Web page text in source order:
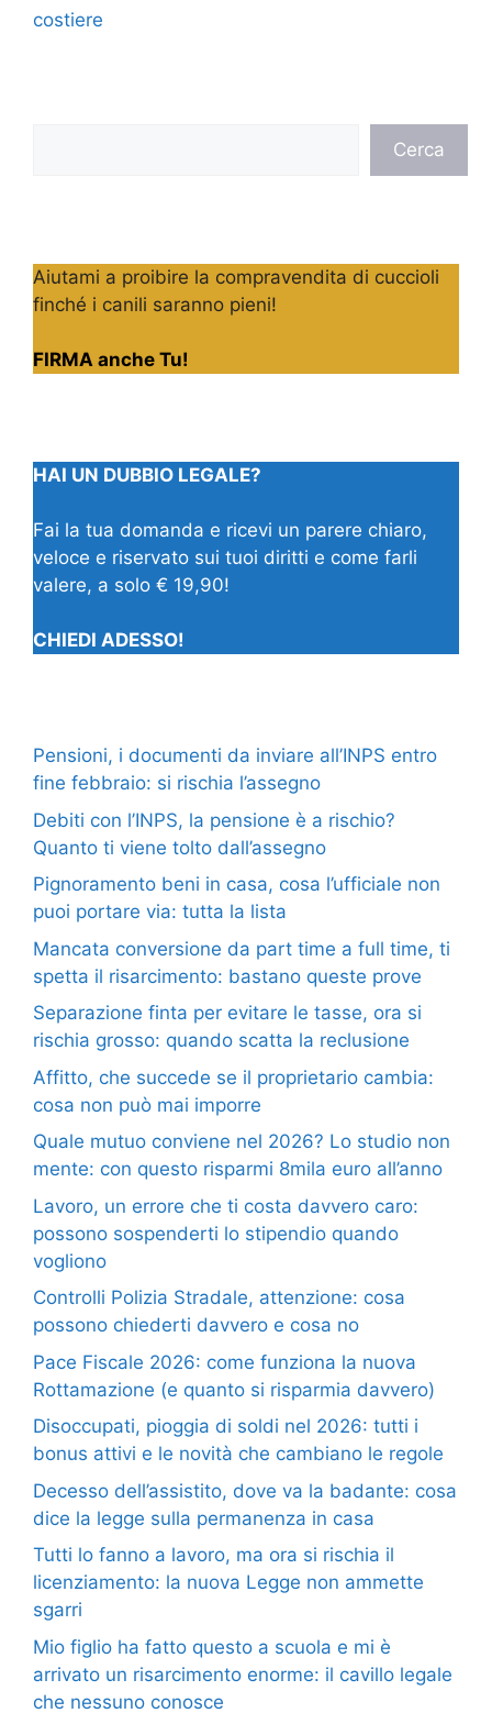
costiere
Cerca
Aiutami a proibire la compravendita di cuccioli
finché i canili saranno pieni!
FIRMA anche Tu!
HAI UN DUBBIO LEGALE?
Fai la tua domanda e ricevi un parere chiaro,
veloce e riservato sui tuoi diritti e come farli
valere, a solo € 19,90!
CHIEDI ADESSO!
Pensioni, i documenti da inviare all’INPS entro
fine febbraio: si rischia l’assegno
Debiti con l’INPS, la pensione è a rischio?
Quanto ti viene tolto dall’assegno
Pignoramento beni in casa, cosa l’ufficiale non
puoi portare via: tutta la lista
Mancata conversione da part time a full time, ti
spetta il risarcimento: bastano queste prove
Separazione finta per evitare le tasse, ora si
rischia grosso: quando scatta la reclusione
Affitto, che succede se il proprietario cambia:
cosa non può mai imporre
Quale mutuo conviene nel 2026? Lo studio non
mente: con questo risparmi 8mila euro all’anno
Lavoro, un errore che ti costa davvero caro:
possono sospenderti lo stipendio quando
vogliono
Controlli Polizia Stradale, attenzione: cosa
possono chiederti davvero e cosa no
Pace Fiscale 2026: come funziona la nuova
Rottamazione (e quanto si risparmia davvero)
Disoccupati, pioggia di soldi nel 2026: tutti i
bonus attivi e le novità che cambiano le regole
Decesso dell’assistito, dove va la badante: cosa
dice la legge sulla permanenza in casa
Tutti lo fanno a lavoro, ma ora si rischia il
licenziamento: la nuova Legge non ammette
sgarri
Mio figlio ha fatto questo a scuola e mi è
arrivato un risarcimento enorme: il cavillo legale
che nessuno conosce